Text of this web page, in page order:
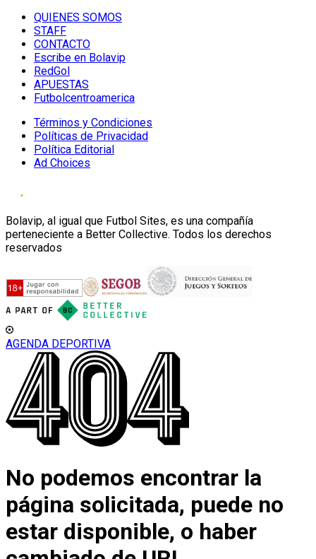
QUIENES SOMOS
STAFF
CONTACTO
Escribe en Bolavip
RedGol
APUESTAS
Futbolcentroamerica
Términos y Condiciones
Políticas de Privacidad
Política Editorial
Ad Choices
Bolavip, al igual que Futbol Sites, es una compañía
perteneciente a Better Collective. Todos los derechos
reservados
AGENDA DEPORTIVA
No podemos encontrar la
página solicitada, puede no
estar disponible, o haber